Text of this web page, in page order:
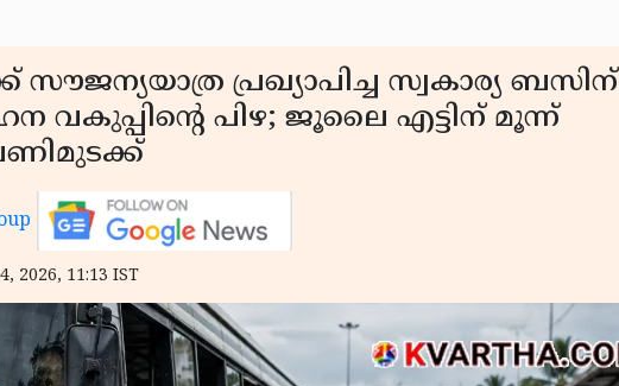
സൗജന്യയാത്ര പ്രഖ്യാപിച്ച സ്വകാര്യ ബസിന്
വകുപ്പിന്റെ പിഴ; ജൂലൈ എട്ടിന് മൂന്ന്
2026, 11:13 IST